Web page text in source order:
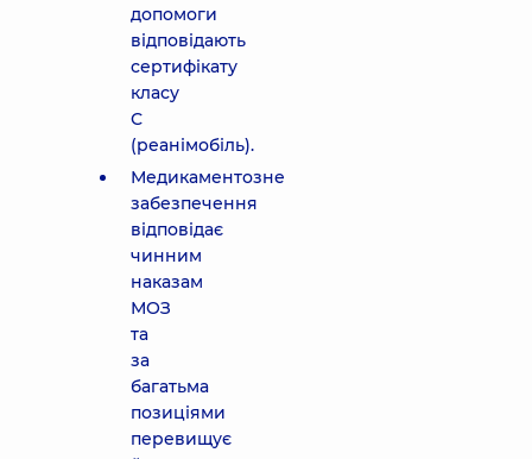
допомоги
відповідають
сертифікату
класу
С
(реанімобіль).
Медикаментозне
забезпечення
відповідає
чинним
наказам
МОЗ
та
за
багатьма
позиціями
перевищує